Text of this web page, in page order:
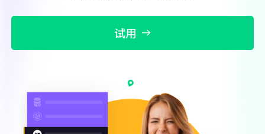
试用